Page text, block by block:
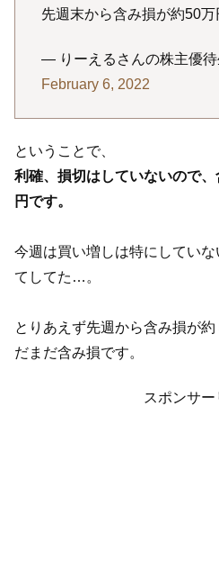
先週末から含み損が約50
— りーえるさんの株主優
February 6, 2022
ということで、
利確、損切はしていないので
円です。
今週は買い増しは特にしてい
てしてた…。
とりあえず先週から含み損が
だまだ含み損です。
スポンサー